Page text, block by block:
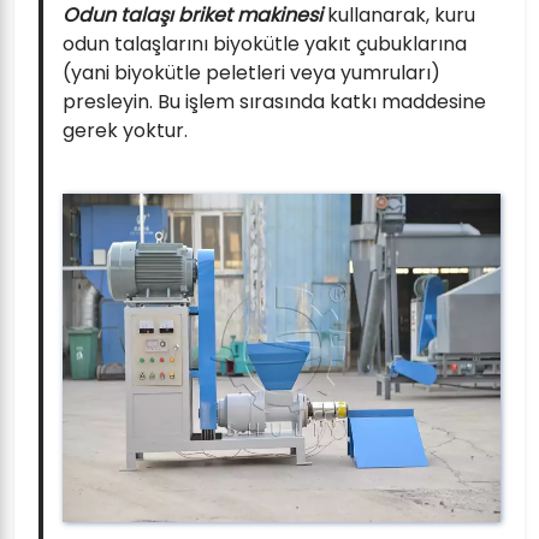
Odun talaşı briket makinesikullanarak, kuru
odun talaşlarını biyokütle yakıt çubuklarına
(yani biyokütle peletleri veya yumruları)
presleyin. Bu işlem sırasında katkı maddesine
gerek yoktur.